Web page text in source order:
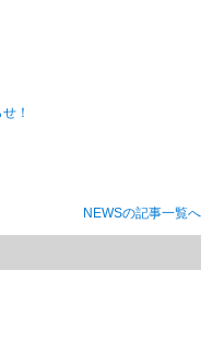
！
NEWSの記事一覧へ